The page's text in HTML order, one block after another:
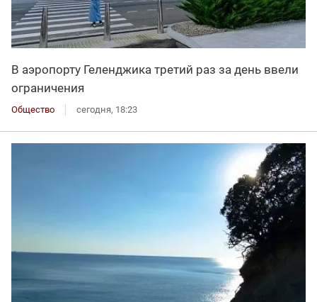
В аэропорту Геленджика третий раз за день ввели
ограничения
Общество сегодня, 18:23